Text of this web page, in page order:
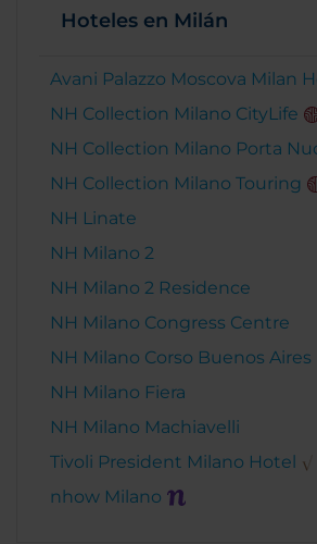
Hoteles en Milán
Avani Palazzo Moscova Milan
NH Collection Milano CityLife
NH Collection Milano Porta
NH Collection Milano Touring
NH Linate
NH Milano 2
NH Milano 2 Residence
NH Milano Congress Centre
NH Milano Corso Buenos Aires
NH Milano Fiera
NH Milano Machiavelli
Tivoli President Milano Hotel
nhow Milano